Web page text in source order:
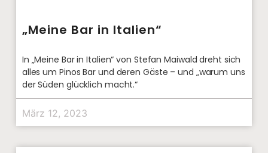
„Meine Bar in Italien“
In „Meine Bar in Italien“ von Stefan Maiwald dreht sich
alles um Pinos Bar und deren Gäste – und „warum uns
der Süden glücklich macht.“
März 12, 2023